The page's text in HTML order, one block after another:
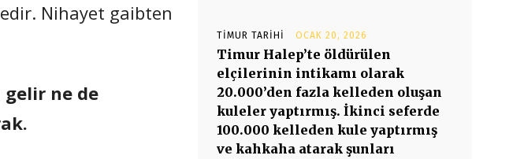
Nihayet gaibten
gelir ne de
TIMUR TARIHI OCAK 20, 2026
Timur Halep’te öldürülen
elçilerinin intikamı olarak
20.000’den fazla kelleden oluşan
kuleler yaptırmış. İkinci seferde
100.000 kelleden kule yaptırmış
ve kahkaha atarak şunları